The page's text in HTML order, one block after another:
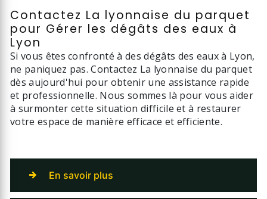
Contactez La lyonnaise du parquet
pour Gérer les dégâts des eaux à
Lyon
Si vous êtes confronté à des dégâts des eaux à Lyon,
ne paniquez pas. Contactez La lyonnaise du parquet
dès aujourd'hui pour obtenir une assistance rapide
et professionnelle. Nous sommes là pour vous aider
à surmonter cette situation difficile et à restaurer
votre espace de manière efficace et efficiente.
En savoir plus